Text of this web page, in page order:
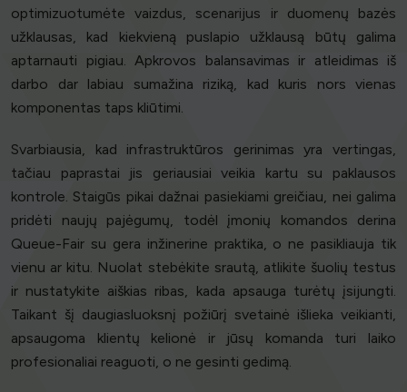
optimizuotumėte vaizdus, scenarijus ir duomenų bazės
užklausas, kad kiekvieną puslapio užklausą būtų galima
aptarnauti pigiau. Apkrovos balansavimas ir atleidimas iš
darbo dar labiau sumažina riziką, kad kuris nors vienas
komponentas taps kliūtimi.
Svarbiausia, kad infrastruktūros gerinimas yra vertingas,
tačiau paprastai jis geriausiai veikia kartu su paklausos
kontrole. Staigūs pikai dažnai pasiekiami greičiau, nei galima
pridėti naujų pajėgumų, todėl įmonių komandos derina
Queue-Fair su gera inžinerine praktika, o ne pasikliauja tik
vienu ar kitu. Nuolat stebėkite srautą, atlikite šuolių testus
ir nustatykite aiškias ribas, kada apsauga turėtų įsijungti.
Taikant šį daugiasluoksnį požiūrį svetainė išlieka veikianti,
apsaugoma klientų kelionė ir jūsų komanda turi laiko
profesionaliai reaguoti, o ne gesinti gedimą.